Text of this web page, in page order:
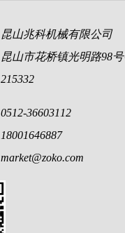
昆山兆科机械有限公司
昆山市花桥镇光明路98
215332
0512-36603112
18001646887
market@zoko.com